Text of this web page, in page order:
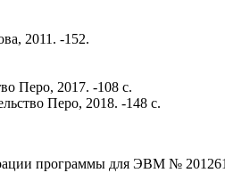
2011. -152.
Перо, 2017. -108 с.
Перо, 2018. -148 с.
программы для ЭВМ №